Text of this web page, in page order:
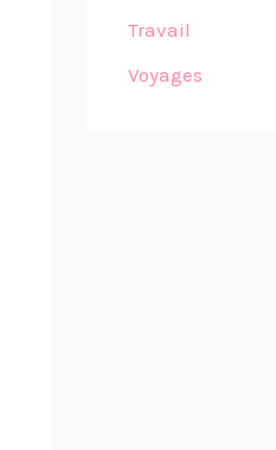
Travail
Voyages